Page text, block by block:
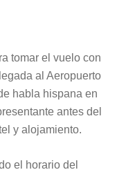
- Cairo
tomar el vuelo con
egada al Aeropuerto
habla hispana en
antes del
y alojamiento.
el horario del